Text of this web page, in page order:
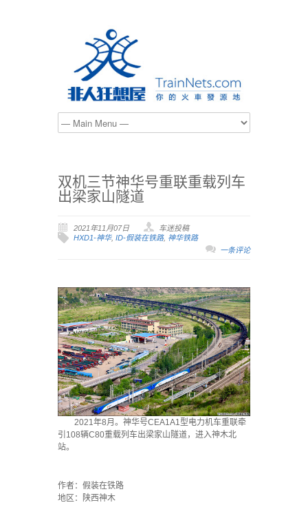
双机三节神华号重联重载列车
出梁家山隧道
2021年11月07日
车迷投稿
HXD1-神华, ID-假装在铁路, 神华铁路
一条评论
2021年8月。神华号CEA1A1型电力机车重联牵
引108辆C80重载列车出梁家山隧道，进入神木北
站。
作者：假装在铁路
地区：陕西神木